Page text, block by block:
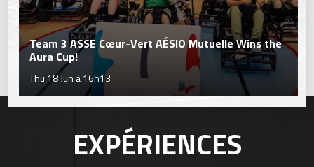
Team 3 ASSE Cœur-Vert AÉSIO Mutuelle Wins the
Aura Cup!
Thu 18 Jun à 16h13
EXPÉRIENCES